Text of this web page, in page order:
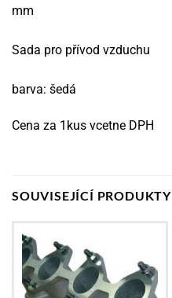
mm
Sada pro přívod vzduchu
barva: šedá
Cena za 1kus vcetne DPH
SOUVISEJÍCÍ PRODUKTY